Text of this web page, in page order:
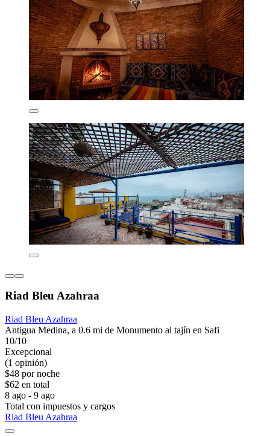
Riad Bleu Azahraa
Riad Bleu Azahraa
Antigua Medina, a 0.6 mi de Monumento al tajín en Safi
10/10
Excepcional
(1 opinión)
$48 por noche
$62 en total
8 ago - 9 ago
Total con impuestos y cargos
Riad Bleu Azahraa